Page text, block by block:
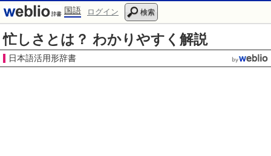
国語 ログイン 検索
忙しさとは？ わかりやすく解説
日本語活用形辞書